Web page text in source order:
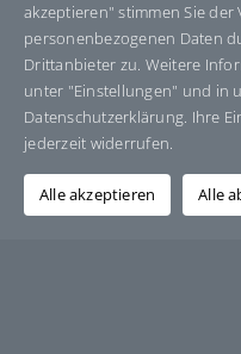
Über den Autor:
akzeptieren" stimmen Sie
personenbezogenen Daten
Drittanbieter zu. Weitere
unter "Einstellungen" und in
Datenschutzerklärung. Ihre
jederzeit widerrufen.
Alle akzeptieren Alle